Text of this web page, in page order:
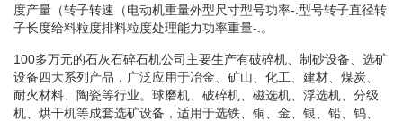
度产量（转子转速（电动机重量外型尺寸型号功率-.型号转子直径转
子长度给料粒度排料粒度处理能力功率重量-.。
100多万元的石灰石碎石机公司主要生产有破碎机、制砂设备、选矿
设备四大系列产品，广泛应用于冶金、矿山、化工、建材、煤炭、
耐火材料、陶瓷等行业。球磨机、破碎机、磁选机、浮选机、分级
机、烘干机等成套选矿设备，适用于选铁、铜、金、银、铅、钨、